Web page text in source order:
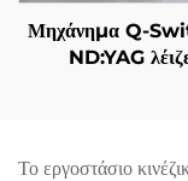
Μηχάνημα Q-
ND:YAG
Το εργοστάσιο